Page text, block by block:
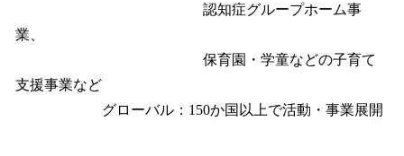
認知症グループホーム事
業、
保育園・学童などの子育て
支援事業など
グローバル：150か国以上で活動・事業展開